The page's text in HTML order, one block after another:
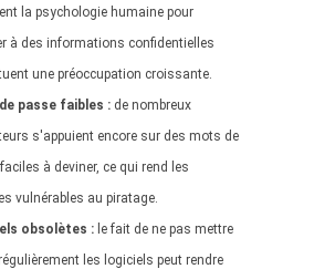
la psychologie humaine pour
à des informations confidentielles
une préoccupation croissante.
passe faibles : de nombreux
s'appuient encore sur des mots de
à deviner, ce qui rend les
vulnérables au piratage.
obsolètes : le fait de ne pas mettre
les logiciels peut rendre